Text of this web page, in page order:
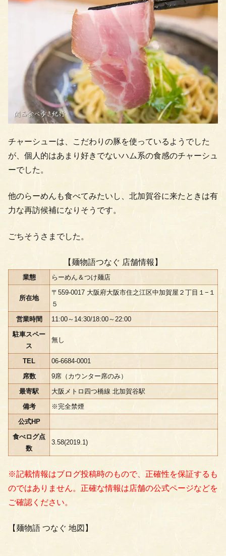
チャーシューは、こだわりの豚を使っているようでした
が、個人的はあまり好きでないハム系の食感のチャーシュ
ーでした。
他のらーめんも食べてみたいし、北加賀谷に来たときは有
力な再訪候補になりそうです。
ごちそうさまでした。
【麺物語つなぐ 店舗情報】
業態 らーめん＆つけ麺店
所在地
〒559-0017 大阪府大阪市住之江区中加賀屋２丁目１−１
５
営業時間
11:00～14:30/18:00～22:00
駐車スペー
ス
無し
TEL
06-6684-0001
席数
9席（カウンター席のみ）
最寄駅
大阪メトロ四つ橋線 北加賀谷駅
備考
※完全禁煙
公式HP
食べログ点
数
3.58(2019.1)
※記載情報はブログ投稿時のもので、正確性を保証するも
のではありません。正確な情報は店舗の公式ページなどを
ご確認ください。
【麺物語 つなぐ 地図】